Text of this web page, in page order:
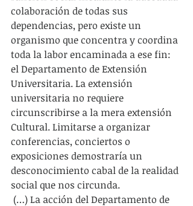
colaboración de todas sus
dependencias, pero existe un
organismo que concentra y coordina
toda la labor encaminada a ese fin:
el Departamento de Extensión
Universitaria. La extensión
universitaria no requiere
circunscribirse a la mera extensión
Cultural. Limitarse a organizar
conferencias, conciertos o
exposiciones demostraría un
desconocimiento cabal de la realidad
social que nos circunda.